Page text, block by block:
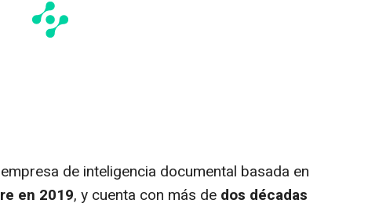
de inteligencia documental basada en
en 2019, y cuenta con más de dos décadas